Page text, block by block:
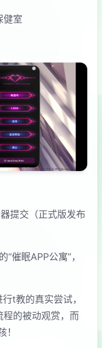
健室
提交（正式版发布
催眠APP公寓”，
t教的真实尝试，
程的被动观赏，而